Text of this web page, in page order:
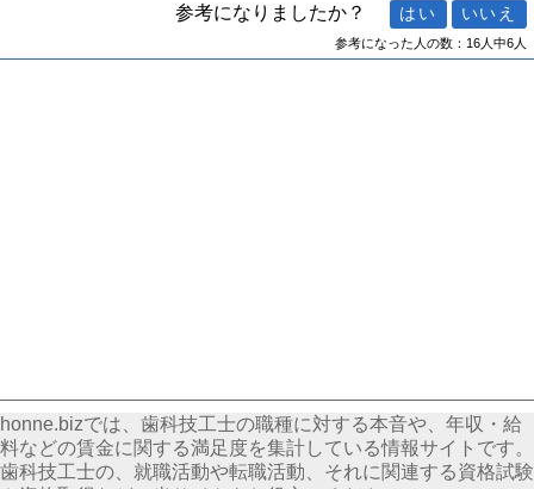
参考になりましたか？
参考になった人の数：16人中6人
honne.bizでは、歯科技工士の職種に対する本音や、年収・給
料などの賃金に関する満足度を集計している情報サイトです。
歯科技工士の、就職活動や転職活動、それに関連する資格試験